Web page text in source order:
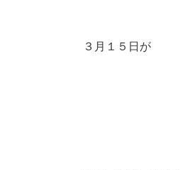
３月１５日が